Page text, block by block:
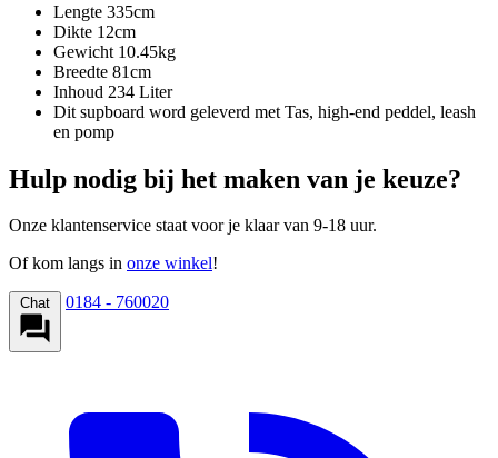
Lengte 335cm
Dikte 12cm
Gewicht 10.45kg
Breedte 81cm
Inhoud 234 Liter
Dit supboard word geleverd met Tas, high-end peddel, leash
en pomp
Hulp nodig bij het maken van je keuze?
Onze klantenservice staat voor je klaar van 9-18 uur.
Of kom langs in onze winkel!
Chat 0184 - 760020